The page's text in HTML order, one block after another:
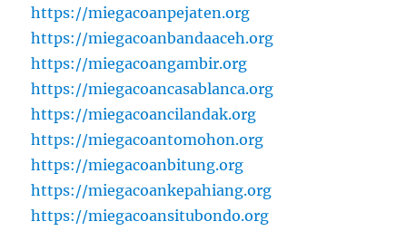
https://miegacoanpejaten.org
https://miegacoanbandaaceh.org
https://miegacoangambir.org
https://miegacoancasablanca.org
https://miegacoancilandak.org
https://miegacoantomohon.org
https://miegacoanbitung.org
https://miegacoankepahiang.org
https://miegacoansitubondo.org